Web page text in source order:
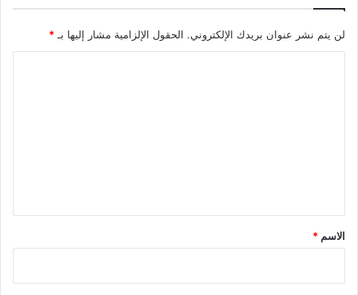
لن يتم نشر عنوان بريدك الإلكتروني. الحقول الإلزامية مشار إليها بـ *
*
الاسم *